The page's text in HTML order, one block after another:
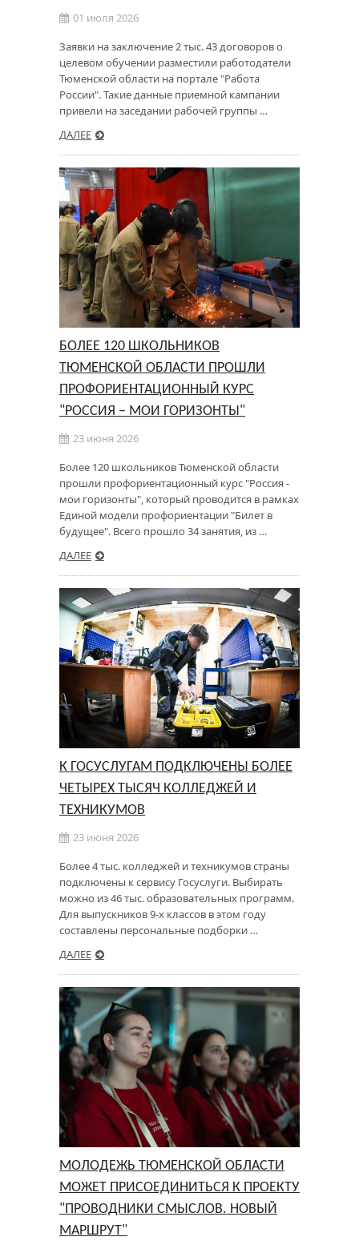
01 июля 2026
Заявки на заключение 2 тыс. 43 договоров о
целевом обучении разместили работодатели
Тюменской области на портале "Работа
России". Такие данные приемной кампании
привели на заседании рабочей группы …
ДАЛЕЕ
БОЛЕЕ 120 ШКОЛЬНИКОВ
ТЮМЕНСКОЙ ОБЛАСТИ ПРОШЛИ
ПРОФОРИЕНТАЦИОННЫЙ КУРС
"РОССИЯ – МОИ ГОРИЗОНТЫ"
23 июня 2026
Более 120 школьников Тюменской области
прошли профориентационный курс "Россия -
мои горизонты", который проводится в рамках
Единой модели профориентации "Билет в
будущее". Всего прошло 34 занятия, из …
ДАЛЕЕ
К ГОСУСЛУГАМ ПОДКЛЮЧЕНЫ БОЛЕЕ
ЧЕТЫРЕХ ТЫСЯЧ КОЛЛЕДЖЕЙ И
ТЕХНИКУМОВ
23 июня 2026
Более 4 тыс. колледжей и техникумов страны
подключены к сервису Госуслуги. Выбирать
можно из 46 тыс. образовательных программ.
Для выпускников 9-х классов в этом году
составлены персональные подборки …
ДАЛЕЕ
МОЛОДЕЖЬ ТЮМЕНСКОЙ ОБЛАСТИ
МОЖЕТ ПРИСОЕДИНИТЬСЯ К ПРОЕКТУ
"ПРОВОДНИКИ СМЫСЛОВ. НОВЫЙ
МАРШРУТ"